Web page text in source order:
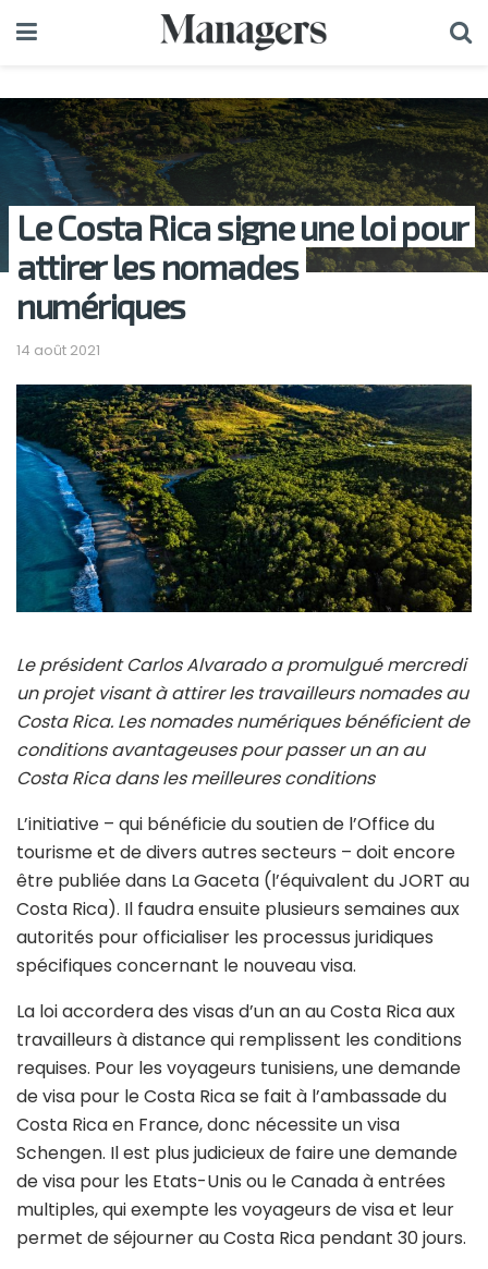
Le Costa Rica signe une loi pour
attirer les nomades
numériques
14 août 2021
Le président Carlos Alvarado a promulgué mercredi
un projet visant à attirer les travailleurs nomades au
Costa Rica. Les nomades numériques bénéficient de
conditions avantageuses pour passer un an au
Costa Rica dans les meilleures conditions
L’initiative – qui bénéficie du soutien de l’Office du
tourisme et de divers autres secteurs – doit encore
être publiée dans La Gaceta (l’équivalent du JORT au
Costa Rica). Il faudra ensuite plusieurs semaines aux
autorités pour officialiser les processus juridiques
spécifiques concernant le nouveau visa.
La loi accordera des visas d’un an au Costa Rica aux
travailleurs à distance qui remplissent les conditions
requises. Pour les voyageurs tunisiens, une demande
de visa pour le Costa Rica se fait à l’ambassade du
Costa Rica en France, donc nécessite un visa
Schengen. Il est plus judicieux de faire une demande
de visa pour les Etats-Unis ou le Canada à entrées
multiples, qui exempte les voyageurs de visa et leur
permet de séjourner au Costa Rica pendant 30 jours.